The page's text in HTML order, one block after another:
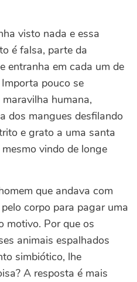
visto nada e essa
é falsa, parte da
entranha em cada um de
pouco se
humana,
dos mangues desfilando
e grato a uma santa
vindo de longe
que andava com
corpo para pagar uma
motivo. Por que os
animais espalhados
simbiótico, lhe
A resposta é mais